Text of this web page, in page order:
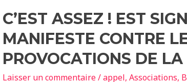
dauphins
gardent
des
séquelles
psychologiques
C’EST ASSEZ ! EST
MANIFESTE CONTRE
PROVOCATIONS DE LA
Laisser un commentaire/appel, Associations,